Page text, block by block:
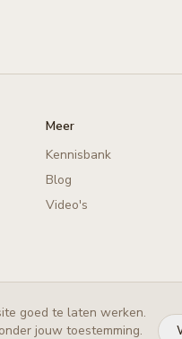
Meer
Kennisbank
Blog
Video's
goed te laten werken.
jouw toestemming.